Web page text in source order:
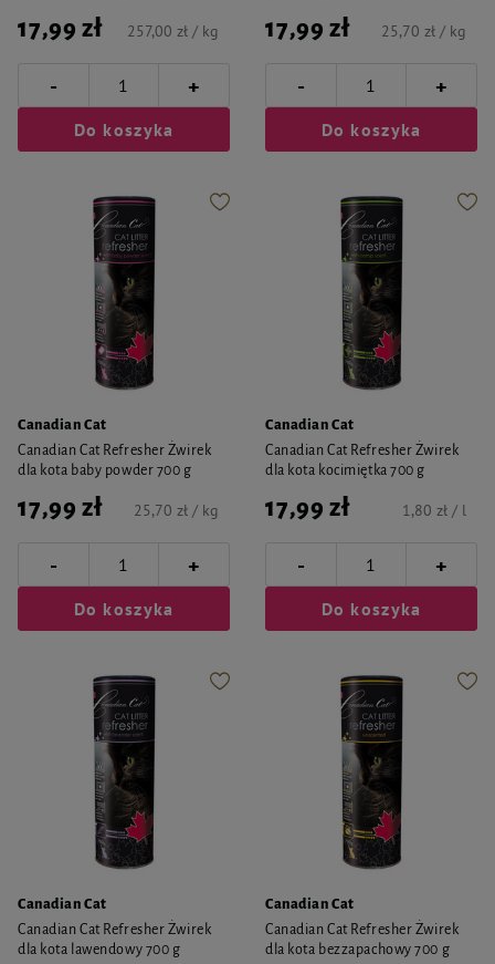
17,99 zł 257,00 zł / kg
- +
Do koszyka
17,99 zł 25,70 zł / kg
- +
Do koszyka
Canadian Cat
Canadian Cat Refresher Żwirek
dla kota baby powder 700 g
17,99 zł 25,70 zł / kg
- +
Do koszyka
Canadian Cat
Canadian Cat Refresher Żwirek
dla kota kocimiętka 700 g
17,99 zł 1,80 zł / l
- +
Do koszyka
Canadian Cat
Canadian Cat Refresher Żwirek
dla kota lawendowy 700 g
Canadian Cat
Canadian Cat Refresher Żwirek
dla kota bezzapachowy 700 g